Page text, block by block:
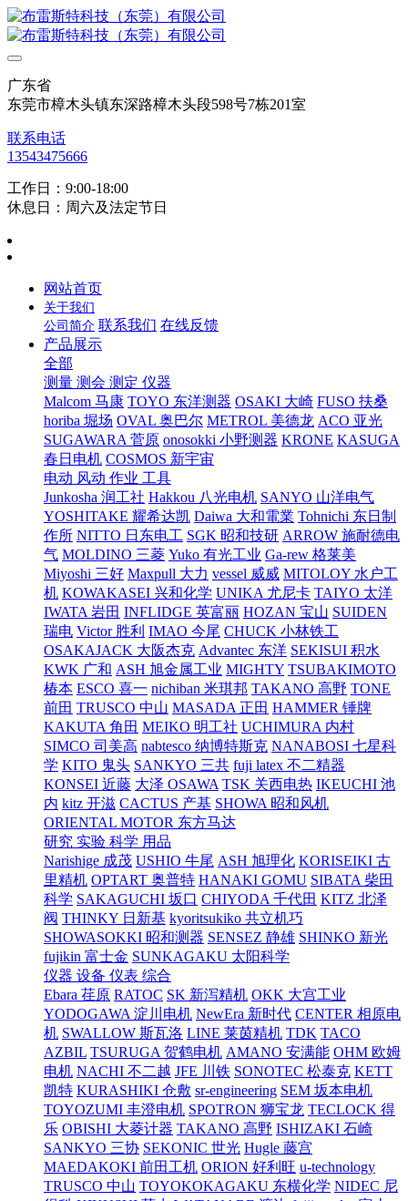
广东省
东莞市樟木头镇东深路樟木头段598号7栋201室
联系电话
13543475666
工作日：9:00-18:00
休息日：周六及法定节日
网站首页
关于我们
公司简介 联系我们 在线反馈
产品展示
全部
测量 测会 测定 仪器
Malcom 马康 TOYO 东洋测器 OSAKI 大崎 FUSO 扶桑
horiba 堀场 OVAL 奥巴尔 METROL 美德龙 ACO 亚光
SUGAWARA 菅原 onosokki 小野测器 KRONE KASUGA
春日电机 COSMOS 新宇宙
电动 风动 作业 工具
Junkosha 润工社 Hakkou 八光电机 SANYO 山洋电气
YOSHITAKE 耀希达凯 Daiwa 大和電業 Tohnichi 东日制
作所 NITTO 日东电工 SGK 昭和技研 ARROW 施耐德电
气 MOLDINO 三菱 Yuko 有光工业 Ga-rew 格莱美
Miyoshi 三好 Maxpull 大力 vessel 威威 MITOLOY 水户工
机 KOWAKASEI 兴和化学 UNIKA 尤尼卡 TAIYO 太洋
IWATA 岩田 INFLIDGE 英富丽 HOZAN 宝山 SUIDEN
瑞电 Victor 胜利 IMAO 今尾 CHUCK 小林铁工
OSAKAJACK 大阪杰克 Advantec 东洋 SEKISUI 积水
KWK 广和 ASH 旭金属工业 MIGHTY TSUBAKIMOTO
椿本 ESCO 喜一 nichiban 米琪邦 TAKANO 高野 TONE
前田 TRUSCO 中山 MASADA 正田 HAMMER 锤牌
KAKUTA 角田 MEIKO 明工社 UCHIMURA 内村
SIMCO 司美高 nabtesco 纳博特斯克 NANABOSI 七星科
学 KITO 鬼头 SANKYO 三共 fuji latex 不二精器
KONSEI 近藤 大泽 OSAWA TSK 关西电热 IKEUCHI 池
内 kitz 开滋 CACTUS 产基 SHOWA 昭和风机
ORIENTAL MOTOR 东方马达
研究 实验 科学 用品
Narishige 成茂 USHIO 牛尾 ASH 旭理化 KORISEIKI 古
里精机 OPTART 奥普特 HANAKI GOMU SIBATA 柴田
科学 SAKAGUCHI 坂口 CHIYODA 千代田 KITZ 北泽
阀 THINKY 日新基 kyoritsukiko 共立机巧
SHOWASOKKI 昭和测器 SENSEZ 静雄 SHINKO 新光
fujikin 富士金 SUNKAGAKU 太阳科学
仪器 设备 仪表 综合
Ebara 荏原 RATOC SK 新泻精机 OKK 大宫工业
YODOGAWA 淀川电机 NewEra 新时代 CENTER 相原电
机 SWALLOW 斯瓦洛 LINE 莱茵精机 TDK TACO
AZBIL TSURUGA 贺鹤电机 AMANO 安满能 OHM 欧姆
电机 NACHI 不二越 JFE 川铁 SONOTEC 松泰克 KETT
凯特 KURASHIKI 仓敷 sr-engineering SEM 坂本电机
TOYOZUMI 丰澄电机 SPOTRON 狮宝龙 TECLOCK 得
乐 OBISHI 大菱计器 TAKANO 高野 ISHIZAKI 石崎
SANKYO 三协 SEKONIC 世光 Hugle 藤宫
MAEDAKOKI 前田工机 ORION 好利旺 u-technology
TRUSCO 中山 TOYOKOKAGAKU 东横化学 NIDEC 尼